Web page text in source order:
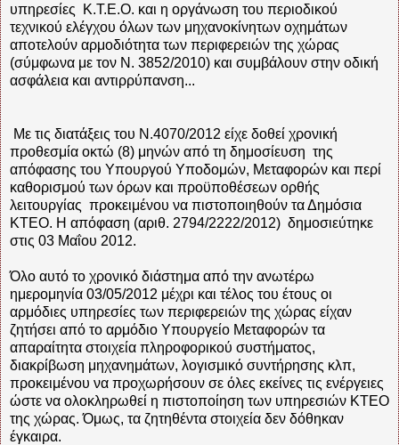
υπηρεσίες Κ.Τ.Ε.Ο. και η οργάνωση του περιοδικού
τεχνικού ελέγχου όλων των μηχανοκίνητων οχημάτων
αποτελούν αρμοδιότητα των περιφερειών της χώρας
(σύμφωνα με τον Ν. 3852/2010) και συμβάλουν στην οδική
ασφάλεια και αντιρρύπανση...
Με τις διατάξεις του Ν.4070/2012 είχε δοθεί χρονική
προθεσμία οκτώ (8) μηνών από τη δημοσίευση της
απόφασης του Υπουργού Υποδομών, Μεταφορών και περί
καθορισμού των όρων και προϋποθέσεων ορθής
λειτουργίας προκειμένου να πιστοποιηθούν τα Δημόσια
ΚΤΕΟ. Η απόφαση (αριθ. 2794/2222/2012) δημοσιεύτηκε
στις 03 Μαΐου 2012.
Όλο αυτό το χρονικό διάστημα από την ανωτέρω
ημερομηνία 03/05/2012 μέχρι και τέλος του έτους οι
αρμόδιες υπηρεσίες των περιφερειών της χώρας είχαν
ζητήσει από το αρμόδιο Υπουργείο Μεταφορών τα
απαραίτητα στοιχεία πληροφορικού συστήματος,
διακρίβωση μηχανημάτων, λογισμικό συντήρησης κλπ,
προκειμένου να προχωρήσουν σε όλες εκείνες τις ενέργειες
ώστε να ολοκληρωθεί η πιστοποίηση των υπηρεσιών ΚΤΕΟ
της χώρας. Όμως, τα ζητηθέντα στοιχεία δεν δόθηκαν
έγκαιρα.